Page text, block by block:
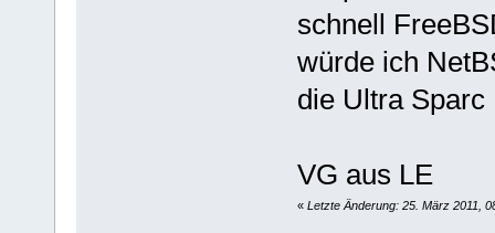
schnell
würde ich
die Ultra
VG aus LE
« Letzte Änderung: 25. März 2011,